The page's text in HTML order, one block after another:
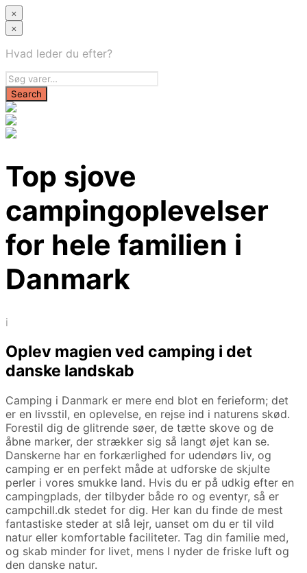
×
×
Hvad leder du efter?
Top sjove
campingoplevelser
for hele familien i
Danmark
i
Oplev magien ved camping i det
danske landskab
Camping i Danmark er mere end blot en ferieform; det
er en livsstil, en oplevelse, en rejse ind i naturens skød.
Forestil dig de glitrende søer, de tætte skove og de
åbne marker, der strækker sig så langt øjet kan se.
Danskerne har en forkærlighed for udendørs liv, og
camping er en perfekt måde at udforske de skjulte
perler i vores smukke land. Hvis du er på udkig efter en
campingplads, der tilbyder både ro og eventyr, så er
campchill.dk stedet for dig. Her kan du finde de mest
fantastiske steder at slå lejr, uanset om du er til vild
natur eller komfortable faciliteter. Tag din familie med,
og skab minder for livet, mens I nyder de friske luft og
den danske natur.